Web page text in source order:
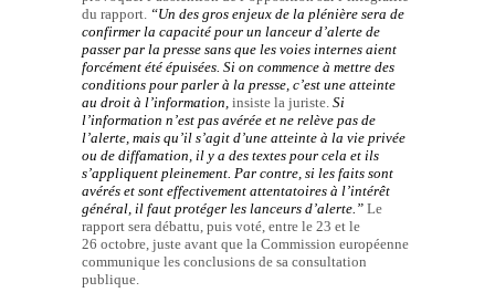
du rapport. “Un des gros enjeux de la plénière sera de
confirmer la capacité pour un lanceur d’alerte de
passer par la presse sans que les voies internes aient
forcément été épuisées. Si on commence à mettre des
conditions pour parler à la presse, c’est une atteinte
au droit à l’information, insiste la juriste. Si
l’information n’est pas avérée et ne relève pas de
l’alerte, mais qu’il s’agit d’une atteinte à la vie privée
ou de diffamation, il y a des textes pour cela et ils
s’appliquent pleinement. Par contre, si les faits sont
avérés et sont effectivement attentatoires à l’intérêt
général, il faut protéger les lanceurs d’alerte.” Le
rapport sera débattu, puis voté, entre le 23 et le
26 octobre, juste avant que la Commission européenne
communique les conclusions de sa consultation
publique.